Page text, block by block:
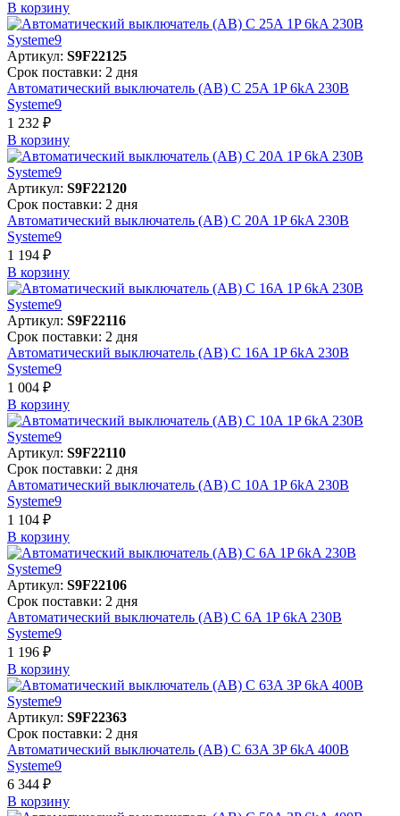
В корзинy
Артикул: S9F22125
Срок поставки: 2 дня
Автоматический выключатель (АВ) C 25A 1P 6kA 230В
Systeme9
1 232 ₽
В корзинy
Артикул: S9F22120
Срок поставки: 2 дня
Автоматический выключатель (АВ) C 20A 1P 6kA 230В
Systeme9
1 194 ₽
В корзинy
Артикул: S9F22116
Срок поставки: 2 дня
Автоматический выключатель (АВ) C 16A 1P 6kA 230В
Systeme9
1 004 ₽
В корзинy
Артикул: S9F22110
Срок поставки: 2 дня
Автоматический выключатель (АВ) C 10A 1P 6kA 230В
Systeme9
1 104 ₽
В корзинy
Артикул: S9F22106
Срок поставки: 2 дня
Автоматический выключатель (АВ) C 6A 1P 6kA 230В
Systeme9
1 196 ₽
В корзинy
Артикул: S9F22363
Срок поставки: 2 дня
Автоматический выключатель (АВ) C 63A 3P 6kA 400В
Systeme9
6 344 ₽
В корзинy